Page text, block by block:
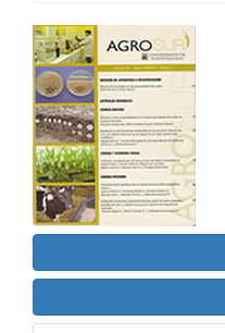
Barra
lateral
del
artículo